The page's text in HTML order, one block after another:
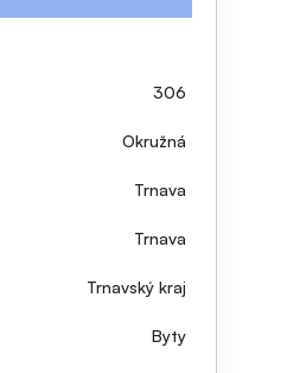
306
Okružná
Trnava
Trnava
Trnavský kraj
Byty